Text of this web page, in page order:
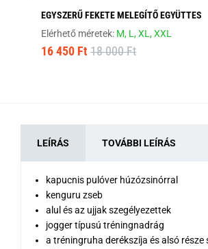
EGYSZERŰ FEKETE MELEGÍTŐ EGYÜTTES
Elérhető méretek: M, L,XL,XXL
16 450 Ft 18 000 Ft
LEÍRÁS TOVÁBBI LEÍRÁS
kapucnis pulóver húzózsinórral
kenguru zseb
alul és az ujjak szegélyezettek
jogger típusú tréningnadrág
a tréningruha derékszíja és alsó része